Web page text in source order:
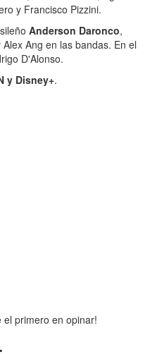
y Francisco Pizzini.
Anderson Daronco,
Ang en las bandas. En el
D'Alonso.
y Disney+.
el primero en opinar!